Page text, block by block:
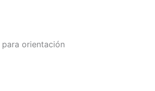
para orientación